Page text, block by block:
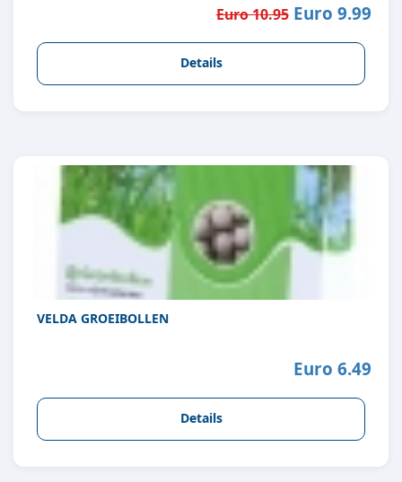
Euro 10.95Euro 9.99
Details
VELDA GROEIBOLLEN
Euro 6.49
Details